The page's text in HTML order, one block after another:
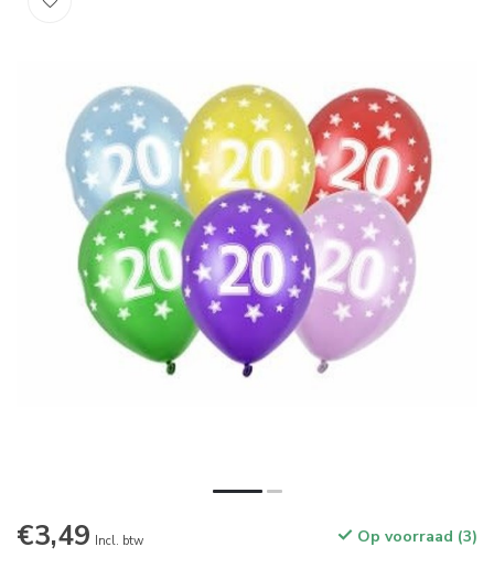
€3,49 Incl. btw Op voorraad (3)